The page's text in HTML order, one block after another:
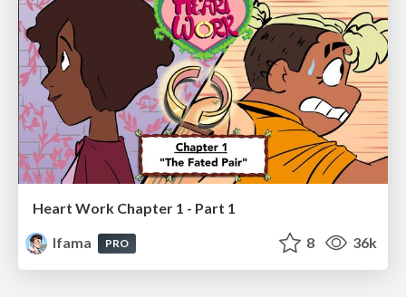
Heart Work Chapter 1 - Part 1
lfama
PRO 8 36k